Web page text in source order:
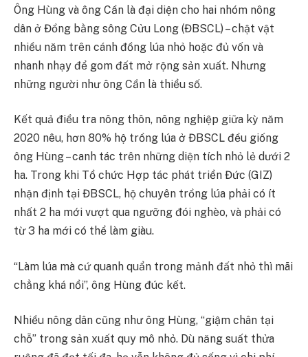
Ông Hùng và ông Cần là đại diện cho hai nhóm nông
dân ở Đồng bằng sông Cửu Long (ĐBSCL) – chật vật
nhiều năm trên cánh đồng lúa nhỏ hoặc đủ vốn và
nhanh nhạy để gom đất mở rộng sản xuất. Nhưng
những người như ông Cần là thiểu số.
Kết quả điều tra nông thôn, nông nghiệp giữa kỳ năm
2020 nêu, hơn 80% hộ trồng lúa ở ĐBSCL đều giống
ông Hùng – canh tác trên những diện tích nhỏ lẻ dưới 2
ha. Trong khi Tổ chức Hợp tác phát triển Đức (GIZ)
nhận định tại ĐBSCL, hộ chuyên trồng lúa phải có ít
nhất 2 ha mới vượt qua ngưỡng đói nghèo, và phải có
từ 3 ha mới có thể làm giàu.
“Làm lúa mà cứ quanh quẩn trong mảnh đất nhỏ thì mãi
chẳng khá nổi”, ông Hùng đúc kết.
Nhiều nông dân cũng như ông Hùng, “giậm chân tại
chỗ” trong sản xuất quy mô nhỏ. Dù năng suất thửa